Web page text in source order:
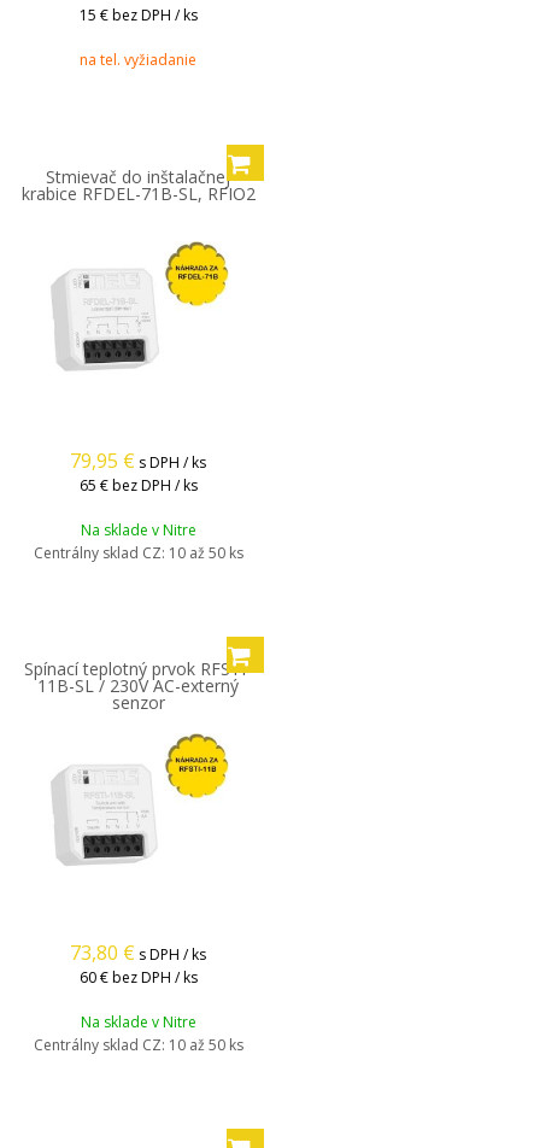
15 € bez DPH / ks
na tel. vyžiadanie
Stmievač do inštalačnej
krabice RFDEL-71B-SL, RFIO2
79,95 € s DPH / ks
65 € bez DPH / ks
Na sklade v Nitre
Centrálny sklad CZ: 10 až 50 ks
Spínací teplotný prvok RFSTI-
11B-SL / 230V AC-externý
senzor
73,80 € s DPH / ks
60 € bez DPH / ks
Na sklade v Nitre
Centrálny sklad CZ: 10 až 50 ks